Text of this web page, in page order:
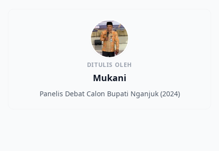
DITULIS OLEH
Mukani
Panelis Debat Calon Bupati Nganjuk (2024)